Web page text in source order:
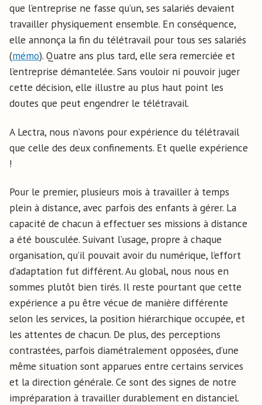
que l’entreprise ne fasse qu’un, ses salariés devaient
travailler physiquement ensemble. En conséquence,
elle annonça la fin du télétravail pour tous ses salariés
(mémo). Quatre ans plus tard, elle sera remerciée et
l’entreprise démantelée. Sans vouloir ni pouvoir juger
cette décision, elle illustre au plus haut point les
doutes que peut engendrer le télétravail.
A Lectra, nous n’avons pour expérience du télétravail
que celle des deux confinements. Et quelle expérience
!
Pour le premier, plusieurs mois à travailler à temps
plein à distance, avec parfois des enfants à gérer. La
capacité de chacun à effectuer ses missions à distance
a été bousculée. Suivant l’usage, propre à chaque
organisation, qu’il pouvait avoir du numérique, l’effort
d’adaptation fut différent. Au global, nous nous en
sommes plutôt bien tirés. Il reste pourtant que cette
expérience a pu être vécue de manière différente
selon les services, la position hiérarchique occupée, et
les attentes de chacun. De plus, des perceptions
contrastées, parfois diamétralement opposées, d’une
même situation sont apparues entre certains services
et la direction générale. Ce sont des signes de notre
impréparation à travailler durablement en distanciel.